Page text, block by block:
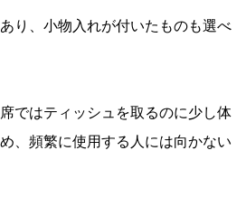
り、小物入れが付いたものも選べ
ではティッシュを取るのに少し体
、頻繁に使用する人には向かない